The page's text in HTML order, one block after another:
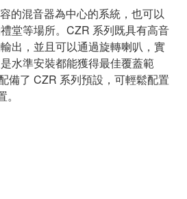
的混音器為中心的系統，也可以
堂等場所。CZR 系列既具有高音
出，並且可以通過旋轉喇叭，實
水準安裝都能獲得最佳覆蓋範
備了 CZR 系列預設，可輕鬆配置